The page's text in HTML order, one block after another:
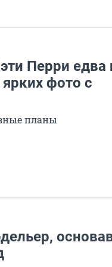
Перри едва
фото с
планы